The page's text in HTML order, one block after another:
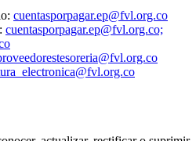
cuentasporpagar.ep@fvl.org.co
cuentasporpagar.ep@fvl.org.co;